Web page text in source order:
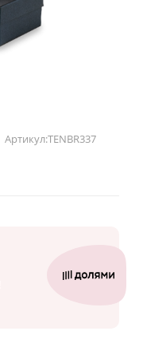
Артикул:TENBR337